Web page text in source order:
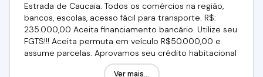
Estrada de Caucaia. Todos os comércios na região,
bancos, escolas, acesso fácil para transporte. R$:
235.000,00 Aceita financiamento bancário. Utilize seu
FGTS!!! Aceita permuta em veículo R$50.000,00 e
assume parcelas. Aprovamos seu crédito habitacional
GRÁTIS! Venha conferir!Agende já a sua visita!(11)
Ver mais...